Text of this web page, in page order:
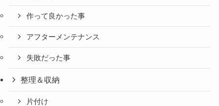
作って良かった事
アフターメンテナンス
失敗だった事
整理＆収納
片付け